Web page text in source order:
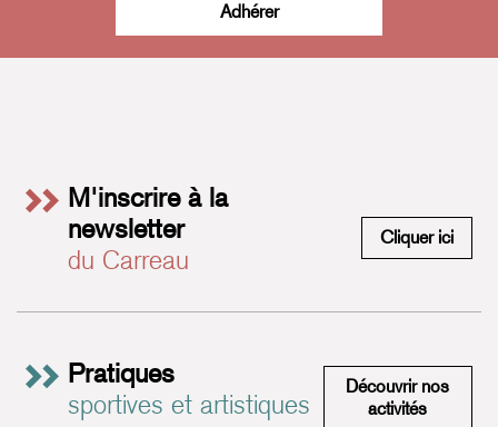
Adhérer
M'inscrire à la
newsletter
du Carreau
Cliquer ici
Pratiques
sportives et artistiques
Découvrir nos
activités